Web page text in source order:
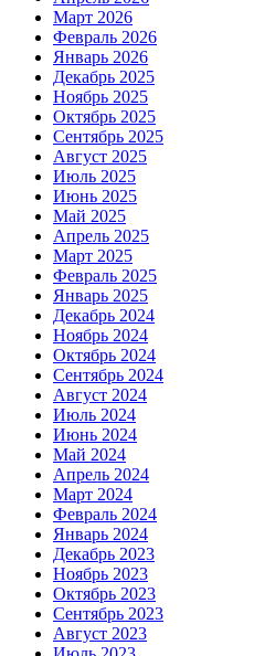
Март 2026
Февраль 2026
Январь 2026
Декабрь 2025
Ноябрь 2025
Октябрь 2025
Сентябрь 2025
Август 2025
Июль 2025
Июнь 2025
Май 2025
Апрель 2025
Март 2025
Февраль 2025
Январь 2025
Декабрь 2024
Ноябрь 2024
Октябрь 2024
Сентябрь 2024
Август 2024
Июль 2024
Июнь 2024
Май 2024
Апрель 2024
Март 2024
Февраль 2024
Январь 2024
Декабрь 2023
Ноябрь 2023
Октябрь 2023
Сентябрь 2023
Август 2023